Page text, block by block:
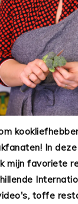
In
mijn favoriete
toffe